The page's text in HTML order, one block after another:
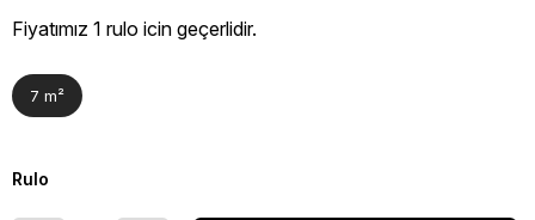
Fiyatımız 1 rulo icin geçerlidir.
7 m²
Rulo